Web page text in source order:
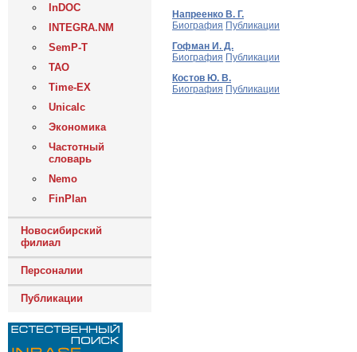
InDOC
INTEGRA.NM
SemP-T
ТАО
Time-EX
Unicalc
Экономика
Частотный
словарь
Nemo
FinPlan
Новосибирский
филиал
Персоналии
Публикации
Напреенко В. Г.
Биография Публикации
Гофман И. Д.
Биография Публикации
Костов Ю. В.
Биография Публикации